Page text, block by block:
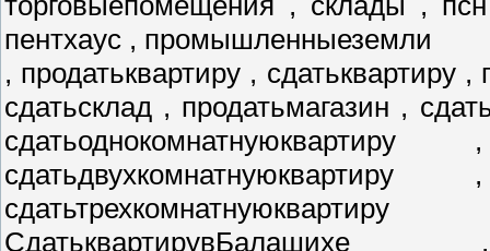
пентхаус , промышленныеземли
, продатьквартиру , сдатьквартиру
сдатьсклад , продатьмагазин ,